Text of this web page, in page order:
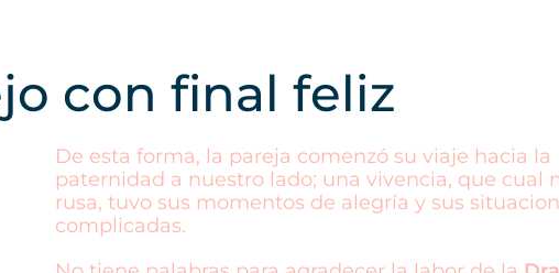
con final feliz​
De esta forma, la pareja comenzó su viaje hacia la
paternidad a nuestro lado; una vivencia, que cual
rusa, tuvo sus momentos de alegría y sus
complicadas.